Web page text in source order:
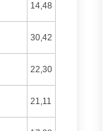
14,48
30,42
22,30
21,11